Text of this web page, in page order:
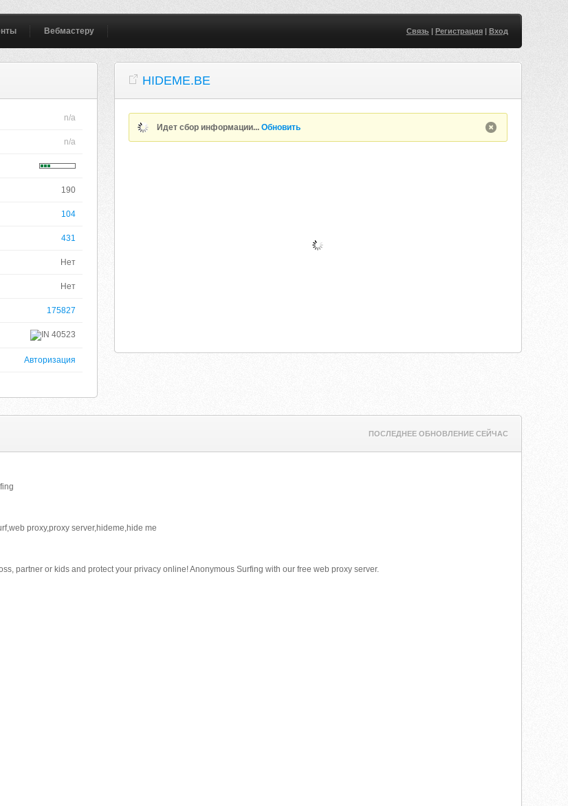
Вебмастеру Связь| Регистрация| Вход
n/a
n/a
190
104
431
Нет
Нет
175827
40523
Авторизация
HIDEME.BE
Идет сбор информации...Обновить
ПОСЛЕДНЕЕ ОБНОВЛЕНИЕ СЕЙЧАС
proxy,proxy server,hideme,hide me
partner or kids and protect your privacy online! Anonymous Surfing with our free web proxy server.